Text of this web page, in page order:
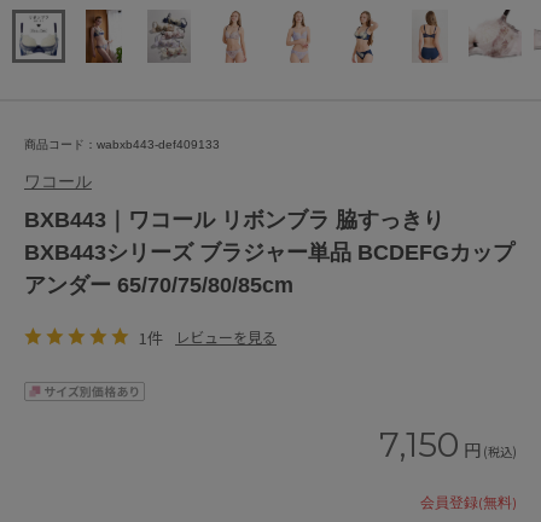
商品コード：wabxb443-def409133
ワコール
BXB443｜ワコール リボンブラ 脇すっきり
BXB443シリーズ ブラジャー単品 BCDEFGカップ
アンダー 65/70/75/80/85cm
1件 レビューを見る
7,150 円 (税込)
会員登録(無料)